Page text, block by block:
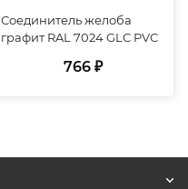
Соединитель желоба
графит RAL 7024 GLC PVC
766 ₽